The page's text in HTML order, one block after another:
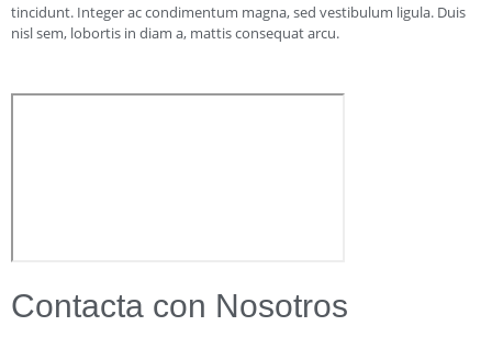
tincidunt. Integer ac condimentum magna, sed vestibulum ligula. Duis
nisl sem, lobortis in diam a, mattis consequat arcu.
Contacta con Nosotros